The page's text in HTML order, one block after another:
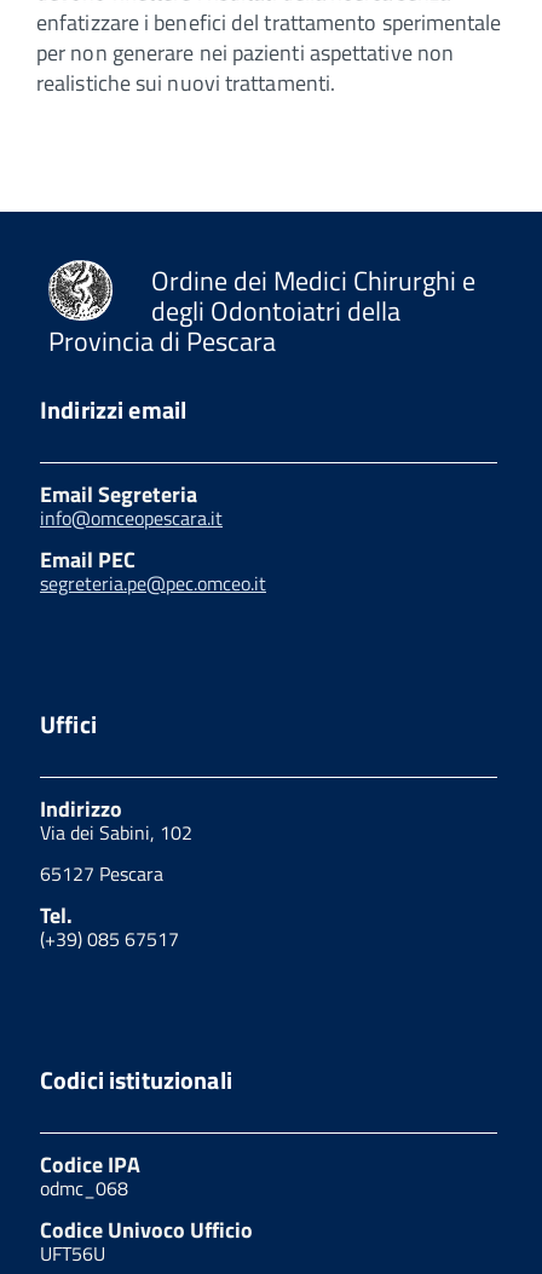
enfatizzare i benefici del trattamento sperimentale
per non generare nei pazienti aspettative non
realistiche sui nuovi trattamenti.
Ordine dei Medici Chirurghi e
degli Odontoiatri della
Provincia di Pescara
Indirizzi email
Email Segreteria
info@omceopescara.it
Email PEC
segreteria.pe@pec.omceo.it
Uffici
Indirizzo
Via dei Sabini, 102
65127 Pescara
Tel.
(+39) 085 67517
Codici istituzionali
Codice IPA
odmc_068
Codice Univoco Ufficio
UFT56U